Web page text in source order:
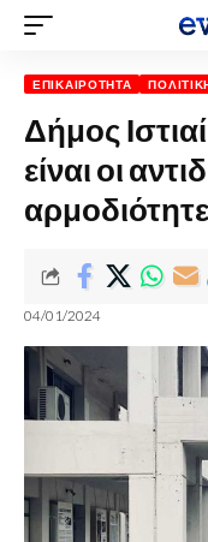
ΕΠΙΚΑΙΡΌΤΗΤΑ
Δήμος
είναι οι
04/01/2024